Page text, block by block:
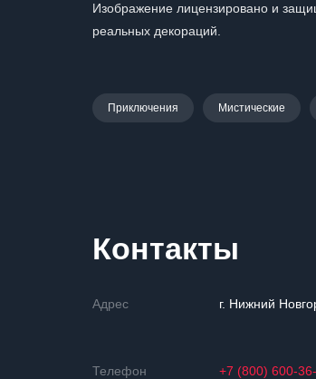
Изображение лицензировано и
реальных декораций.
Приключения Мистические
Контакты
Адрес г. Нижний
Телефон +7 (800) 600-